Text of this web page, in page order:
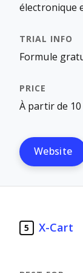
électronique
Formule
À partir de
Website
5 X-Cart